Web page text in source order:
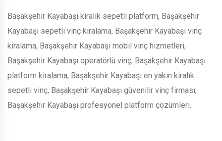
Başakşehir Kayabaşı kiralık sepetli platform, Başakşehir
Kayabaşı sepetli vinç kiralama, Başakşehir Kayabaşı vinç
kiralama, Başakşehir Kayabaşı mobil vinç hizmetleri,
Başakşehir Kayabaşı operatörlü vinç, Başakşehir Kayabaşı
platform kiralama, Başakşehir Kayabaşı en yakın kiralık
sepetli vinç, Başakşehir Kayabaşı güvenilir vinç firması,
Başakşehir Kayabaşı profesyonel platform çözümleri.